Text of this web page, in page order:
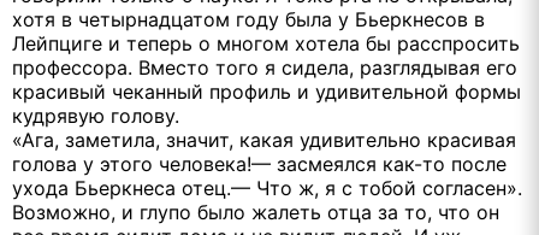
хотя в четырнадцатом году была у Бьеркнесов в
Лейпциге и теперь о многом хотела бы расспросить
профессора. Вместо того я сидела, разглядывая его
красивый чеканный профиль и удивительной формы
кудрявую голову.
«Ага, заметила, значит, какая удивительно красивая
голова у этого человека!— засмеялся как-то после
ухода Бьеркнеса отец.— Что ж, я с тобой согласен».
Возможно, и глупо было жалеть отца за то, что он